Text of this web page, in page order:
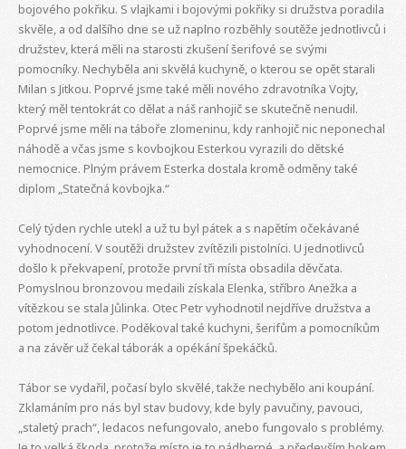
bojového pokřiku. S vlajkami i bojovými pokřiky si družstva poradila
skvěle, a od dalšího dne se už naplno rozběhly soutěže jednotlivců i
družstev, která měli na starosti zkušení šerifové se svými
pomocníky. Nechyběla ani skvělá kuchyně, o kterou se opět starali
Milan s Jitkou. Poprvé jsme také měli nového zdravotníka Vojty,
který měl tentokrát co dělat a náš ranhojič se skutečně nenudil.
Poprvé jsme měli na táboře zlomeninu, kdy ranhojič nic neponechal
náhodě a včas jsme s kovbojkou Esterkou vyrazili do dětské
nemocnice. Plným právem Esterka dostala kromě odměny také
diplom „Statečná kovbojka.“
Celý týden rychle utekl a už tu byl pátek a s napětím očekávané
vyhodnocení. V soutěži družstev zvítězili pistolníci. U jednotlivců
došlo k překvapení, protože první tři místa obsadila děvčata.
Pomyslnou bronzovou medaili získala Elenka, stříbro Anežka a
vítězkou se stala Jůlinka. Otec Petr vyhodnotil nejdříve družstva a
potom jednotlivce. Poděkoval také kuchyni, šerifům a pomocníkům
a na závěr už čekal táborák a opékání špekáčků.
Tábor se vydařil, počasí bylo skvělé, takže nechybělo ani koupání.
Zklamáním pro nás byl stav budovy, kde byly pavučiny, pavouci,
„staletý prach“, ledacos nefungovalo, anebo fungovalo s problémy.